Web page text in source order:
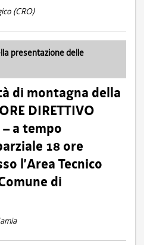
(CRO)
presentazione delle
di montagna della
DIRETTIVO
– a tempo
18 ore
l’Area Tecnico
di